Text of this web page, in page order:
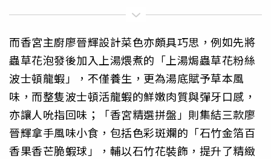
而香宮主廚廖晉輝設計菜色亦頗具巧思，例如先將
蟲草花泡發後加入上湯煨煮的「上湯焗蟲草花粉絲
波士頓龍蝦」，不僅養生，更為湯底賦予草本風
味，而整隻波士頓活龍蝦的鮮嫩肉質與彈牙口感，
亦讓人吮指回味；「香宮精選拼盤」則集結三款廖
晉輝拿手風味小食，包括色彩斑斕的「石竹金箔百
香果香芒脆蝦球」，輔以石竹花裝飾，提升了精緻